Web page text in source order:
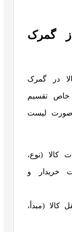
گمرک
در گمرک
خاص تقسیم
لیست
کالا (نوع،
خریدار و
(مبدأ،